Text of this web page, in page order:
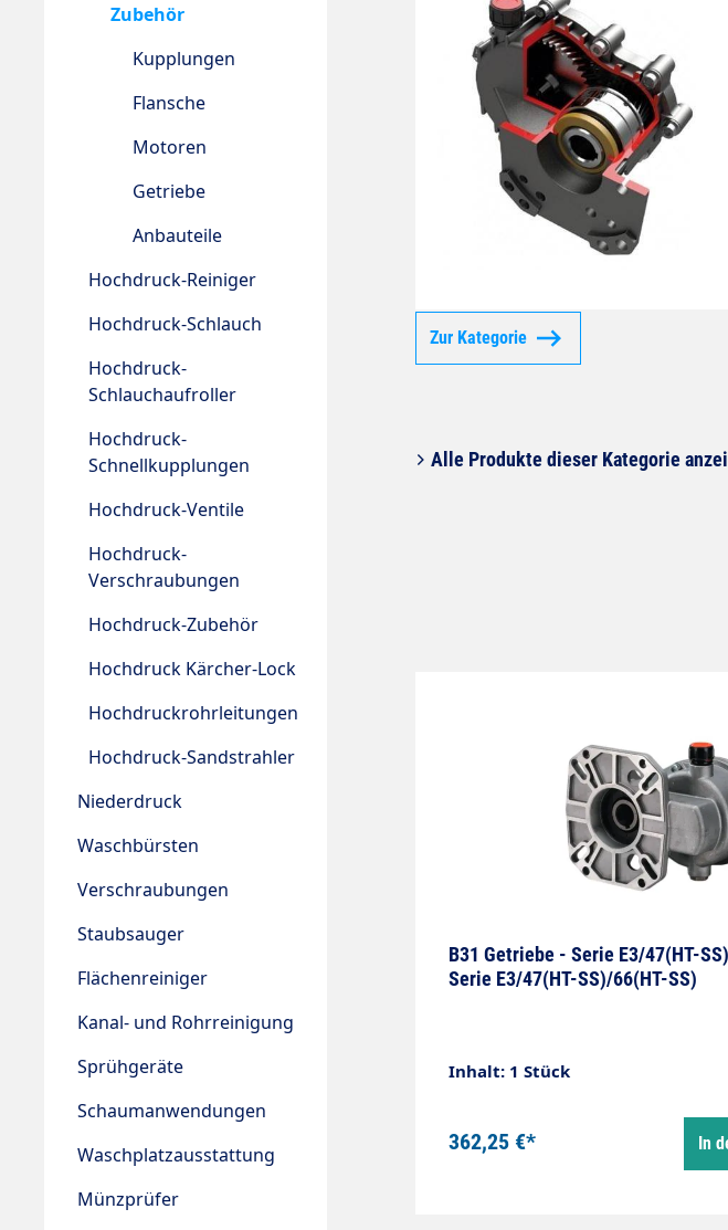
Zubehör
Kupplungen
Flansche
Motoren
Getriebe
Anbauteile
Hochdruck-Reiniger
Hochdruck-Schlauch
Hochdruck-
Schlauchaufroller
Hochdruck-
Schnellkupplungen
Hochdruck-Ventile
Hochdruck-
Verschraubungen
Hochdruck-Zubehör
Hochdruck Kärcher-Lock
Hochdruckrohrleitungen
Hochdruck-Sandstrahler
Niederdruck
Waschbürsten
Verschraubungen
Staubsauger
Flächenreiniger
Kanal- und Rohrreinigung
Sprühgeräte
Schaumanwendungen
Waschplatzausstattung
Münzprüfer
Zur Kategorie
Alle Produkte dieser Kategorie
B31 Getriebe - Serie E3/47(HT-
Serie E3/47(HT-SS)/66(HT-SS)
Inhalt: 1 Stück
362,25 €* In